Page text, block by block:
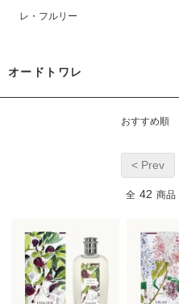
レ・フルリー
オードトワレ
おすすめ順
< Prev
全 42 商品